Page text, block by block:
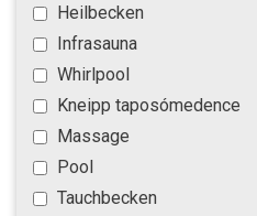
Heilbecken
Infrasauna
Whirlpool
Kneipp taposómedence
Massage
Pool
Tauchbecken